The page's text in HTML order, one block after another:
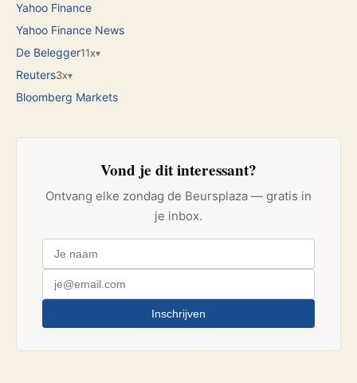
Yahoo Finance
Yahoo Finance News
De Belegger11x▾
Reuters3x▾
Bloomberg Markets
Vond je dit interessant?
Ontvang elke zondag de Beursplaza — gratis in
je inbox.
Inschrijven